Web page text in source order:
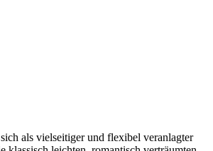
als vielseitiger und flexibel veranlagter